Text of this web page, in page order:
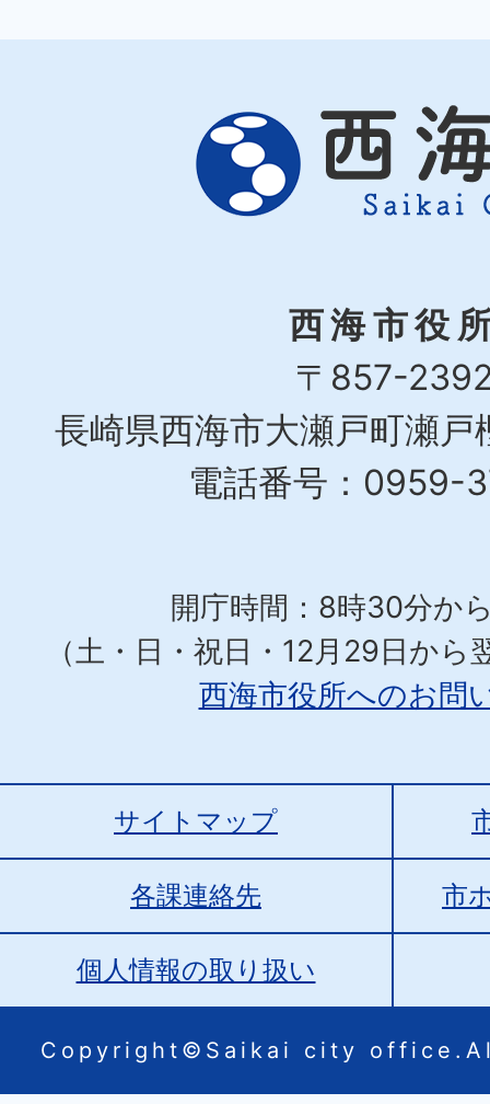
西海市役
〒857-
長崎県西海市大瀬戸町瀬
電話番号：0959-
開庁時間：8時30分か
（土・日・祝日・12月29日から
西海市役所へのお問
サイトマップ
各課連絡先 市
個人情報の取り扱い
Copyright©Saikai city